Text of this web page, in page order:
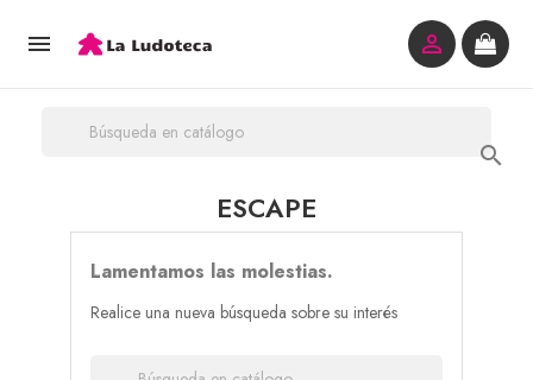
 

ESCAPE
Lamentamos las molestias.
Realice una nueva búsqueda sobre su interés